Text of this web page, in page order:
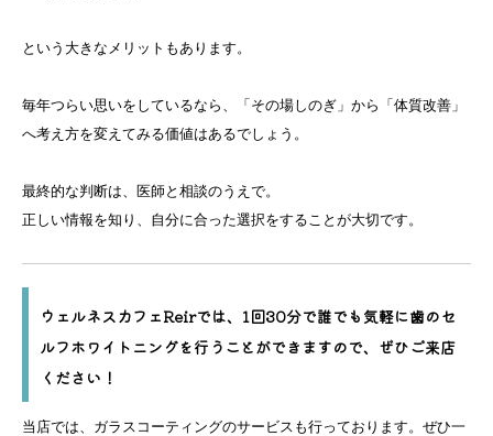
という大きなメリットもあります。
毎年つらい思いをしているなら、「その場しのぎ」から「体質改善」
へ考え方を変えてみる価値はあるでしょう。
最終的な判断は、医師と相談のうえで。
正しい情報を知り、自分に合った選択をすることが大切です。
ウェルネスカフェReirでは、1回30分で誰でも気軽に歯のセ
ルフホワイトニングを行うことができますので、ぜひご来店
ください！
当店では、ガラスコーティングのサービスも行っております。ぜひ一